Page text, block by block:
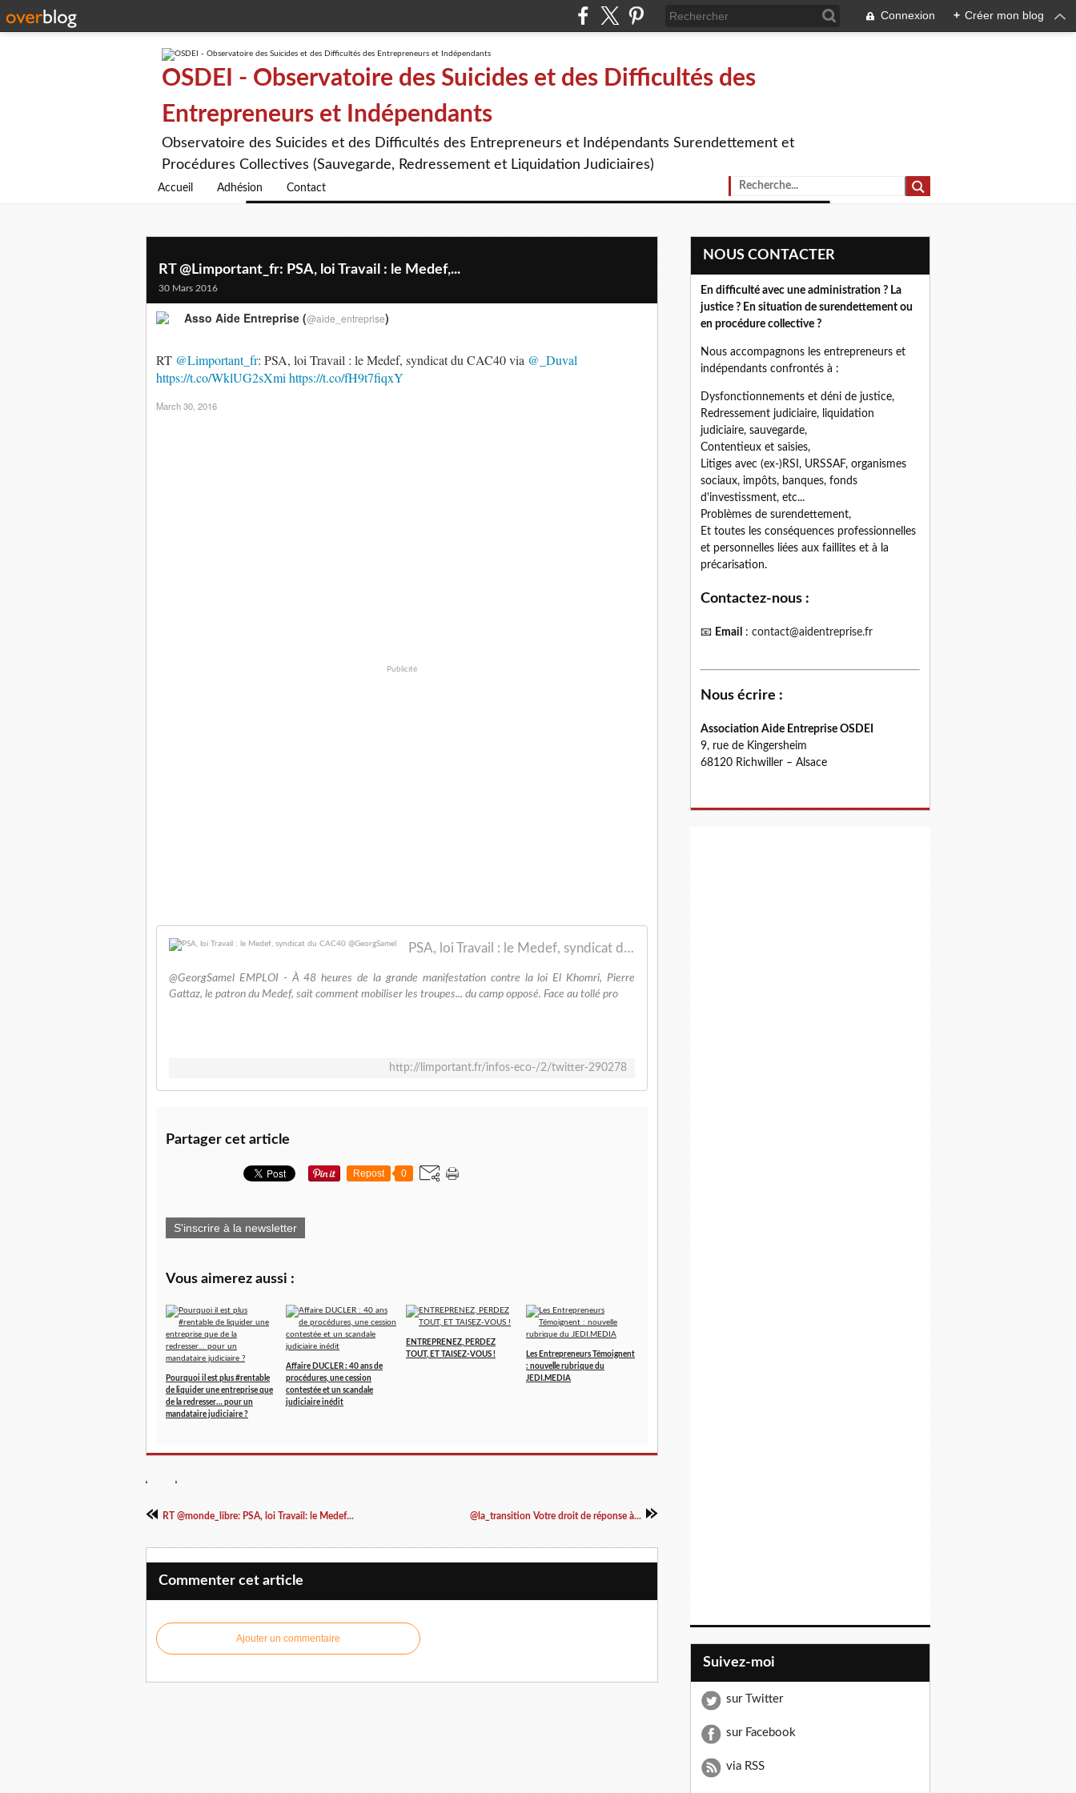
Connexion + Créer mon blog
OSDEI - Observatoire des Suicides et des Difficultés des
Entrepreneurs et Indépendants
Observatoire des Suicides et des Difficultés des Entrepreneurs et Indépendants Surendettement et
Procédures Collectives (Sauvegarde, Redressement et Liquidation Judiciaires)
Accueil Adhésion Contact
RT @Limportant_fr: PSA, loi Travail : le Medef,...
30 Mars 2016
RT @Limportant_fr: PSA, loi Travail : le Medef, syndicat du CAC40 via @_Duval
https://t.co/WklUG2sXmi https://t.co/fH9t7fiqxY
Asso Aide Entreprise (@aide_entreprise)
March 30, 2016
Publicité
PSA, loi Travail : le Medef, syndicat du CAC40 @GeorgSamel
@GeorgSamel EMPLOI - À 48 heures de la grande manifestation contre la loi El Khomri, Pierre
Gattaz, le patron du Medef, sait comment mobiliser les troupes... du camp opposé. Face au tollé pro
http://limportant.fr/infos-eco-/2/twitter-290278
Partager cet article
Repost 0
S'inscrire à la newsletter
Vous aimerez aussi :
Pourquoi il est plus #rentable
de liquider une entreprise que
de la redresser… pour un
mandataire judiciaire ?
Affaire DUCLER : 40 ans de
procédures, une cession
contestée et un scandale
judiciaire inédit
ENTREPRENEZ, PERDEZ
TOUT, ET TAISEZ-VOUS !
Les Entrepreneurs Témoignent
: nouvelle rubrique du
JEDI.MEDIA
RT @monde_libre: PSA, loi Travail: le Medef... @la_transition Votre droit de réponse à...
Commenter cet article
Ajouter un commentaire
NOUS CONTACTER
En difficulté avec une administration ? La
justice ? En situation de surendettement ou
en procédure collective ?
Nous accompagnons les entrepreneurs et
indépendants confrontés à :
Dysfonctionnements et déni de justice,
Redressement judiciaire, liquidation
judiciaire, sauvegarde,
Contentieux et saisies,
Litiges avec (ex-)RSI, URSSAF, organismes
sociaux, impôts, banques, fonds
d'investissment, etc...
Problèmes de surendettement,
Et toutes les conséquences professionnelles
et personnelles liées aux faillites et à la
précarisation.
Contactez-nous :
📧 Email : contact@aidentreprise.fr
Nous écrire :
Association Aide Entreprise OSDEI
9, rue de Kingersheim
68120 Richwiller – Alsace
Suivez-moi
sur Twitter
sur Facebook
via RSS